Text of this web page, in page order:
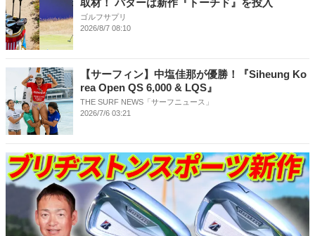
取材！ パターは新作『トーチド』を投入
ゴルフサプリ
2026/8/7 08:10
【サーフィン】中塩佳那が優勝！『Siheung Ko
rea Open QS 6,000 & LQS』
THE SURF NEWS「サーフニュース」
2026/7/6 03:21